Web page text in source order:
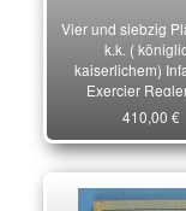
Vier und siebzig
k.k. (
kaiserlichem)
Exercier
410,00 €